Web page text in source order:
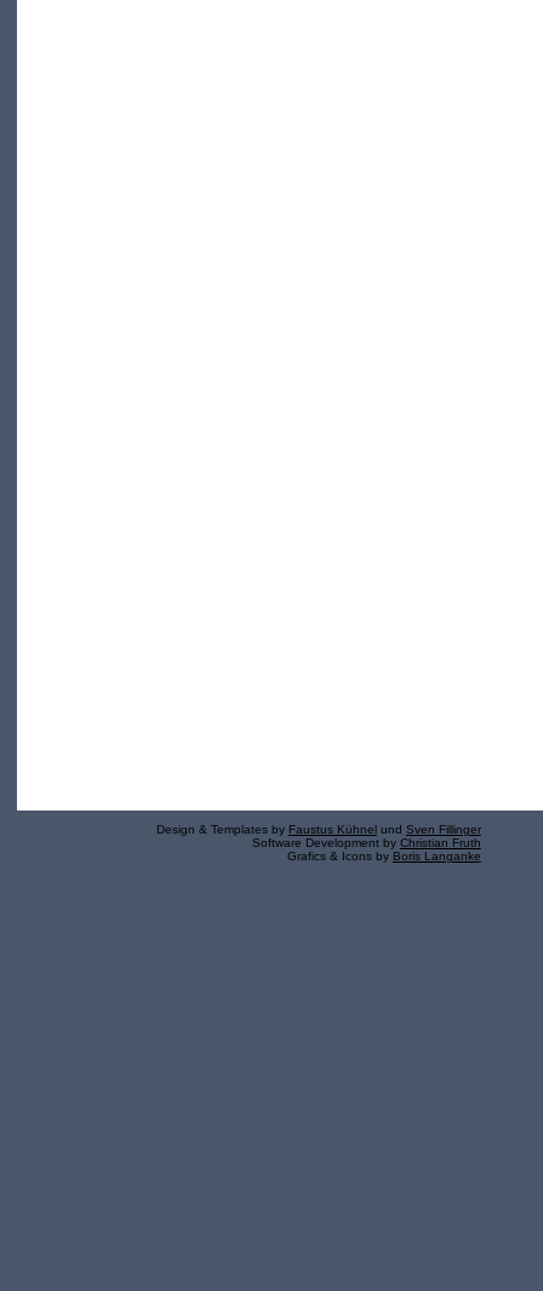
Design & Templates by Faustus Kühnel und Sven Fillinger
Software Development by Christian Fruth
Grafics & Icons by Boris Langanke